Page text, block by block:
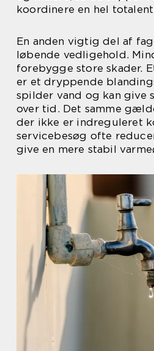
koordinere en hel
En anden vigtig del af
løbende vedligehold.
forebygge store skader.
er et dryppende
spilder vand og kan give
over tid. Det samme
der ikke er indreguleret
servicebesøg ofte
give en mere stabil